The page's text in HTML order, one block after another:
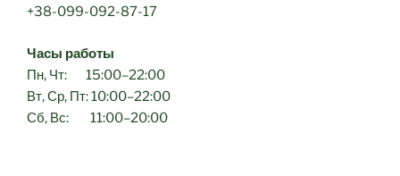
+38-099-092-87-17
Часы работы
Пн, Чт: 15:00–22:00
Вт, Ср, Пт: 10:00–22:00
Сб, Вс: 11:00–20:00